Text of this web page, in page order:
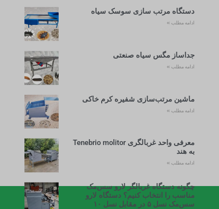
دستگاه مرتب سازی سوسک سیاه
ادامه مطلب »
جداساز مگس سیاه صنعتی
ادامه مطلب »
ماشین مرتب‌سازی شفیره کرم خاکی
ادامه مطلب »
معرفی واحد غربالگری Tenebrio molitor
به هند
ادامه مطلب »
چگونه دستگاه غربالگر لارو سس‌مک
مناسب را انتخاب کنیم؟ دستگاه لارو
سس‌مک نسل ۵ در مقابل نسل ۱۰